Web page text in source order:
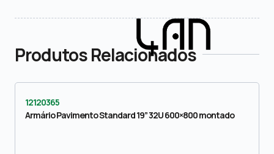
Produtos Relacionados
12120365
Armário Pavimento Standard 19” 32U 600×800 montado